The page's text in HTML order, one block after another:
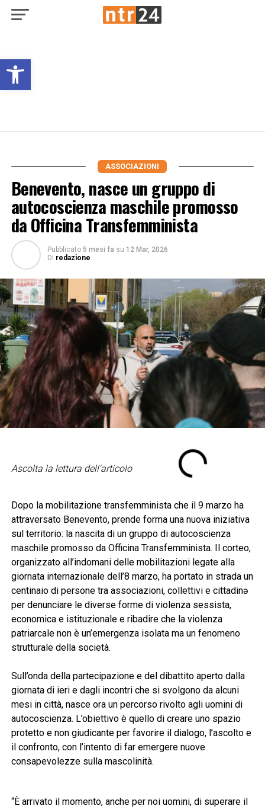
Open toolbar
ASSOCIAZIONI
Benevento, nasce un gruppo di
autocoscienza maschile promosso
da Officina Transfemminista
Pubblicato 5 mesi fa su 12 Mar, 2026
Di redazione
Ascolta la lettura dell'articolo
Dopo la mobilitazione transfemminista che il 9 marzo ha
attraversato Benevento, prende forma una nuova iniziativa
sul territorio: la nascita di un gruppo di autocoscienza
maschile promosso da Officina Transfemminista. Il corteo,
organizzato all’indomani delle mobilitazioni legate alla
giornata internazionale dell’8 marzo, ha portato in strada un
centinaio di persone tra associazioni, collettivi e cittadinə
per denunciare le diverse forme di violenza sessista,
economica e istituzionale e ribadire che la violenza
patriarcale non è un’emergenza isolata ma un fenomeno
strutturale della società.
Sull’onda della partecipazione e del dibattito aperto dalla
giornata di ieri e dagli incontri che si svolgono da alcuni
mesi in città, nasce ora un percorso rivolto agli uomini di
autocoscienza. L’obiettivo è quello di creare uno spazio
protetto e non giudicante per favorire il dialogo, l’ascolto e
il confronto, con l’intento di far emergere nuove
consapevolezze sulla mascolinità.
“È arrivato il momento, anche per noi uomini, di superare il